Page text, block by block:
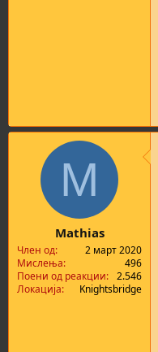
M
Mathias
Член од
2 март 2020
Мислења
496
Поени од реакции
2.546
Локација
Knightsbridge